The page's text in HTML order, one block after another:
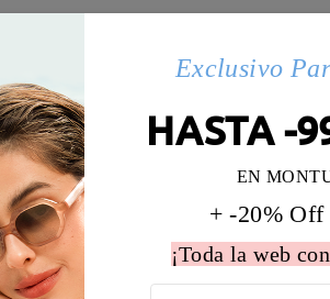
(Medio) Diametro de lentes: 51 mm
Material de la montura:
Exclusivo
HASTA -
EN
+ -20% Off
¡Toda la web